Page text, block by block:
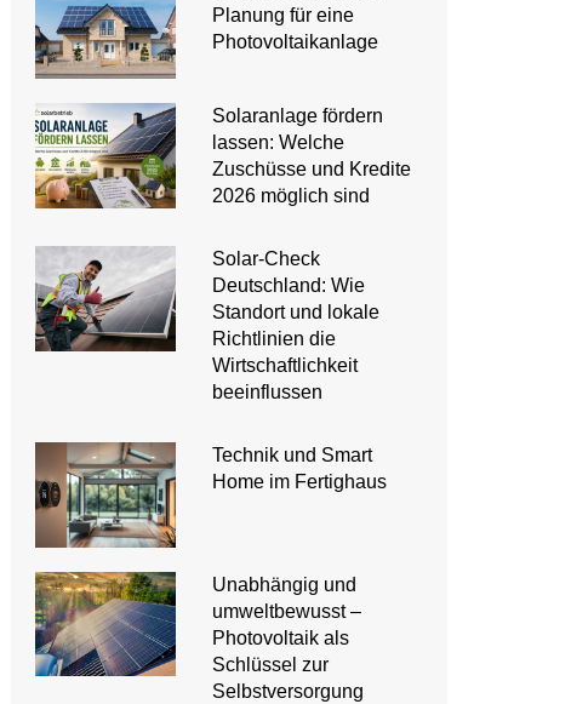
Planung für eine
Photovoltaikanlage
Solaranlage fördern
lassen: Welche
Zuschüsse und Kredite
2026 möglich sind
Solar-Check
Deutschland: Wie
Standort und lokale
Richtlinien die
Wirtschaftlichkeit
beeinflussen
Technik und Smart
Home im Fertighaus
Unabhängig und
umweltbewusst –
Photovoltaik als
Schlüssel zur
Selbstversorgung